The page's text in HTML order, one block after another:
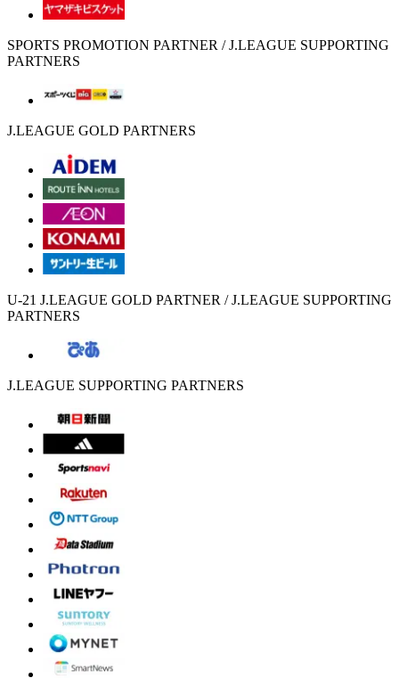
SPORTS PROMOTION PARTNER / J.LEAGUE SUPPORTING
PARTNERS
J.LEAGUE GOLD PARTNERS
U-21 J.LEAGUE GOLD PARTNER / J.LEAGUE SUPPORTING
PARTNERS
J.LEAGUE SUPPORTING PARTNERS